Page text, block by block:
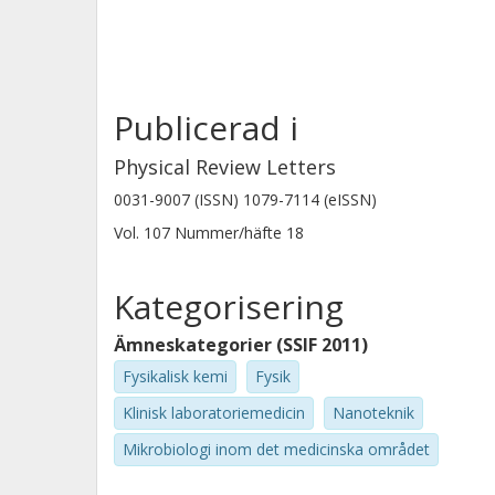
Publicerad i
Physical Review Letters
0031-9007 (ISSN) 1079-7114 (eISSN)
Vol. 107 Nummer/häfte 18
Kategorisering
Ämneskategorier (SSIF 2011)
Fysikalisk kemi
Fysik
Klinisk laboratoriemedicin
Nanoteknik
Mikrobiologi inom det medicinska området